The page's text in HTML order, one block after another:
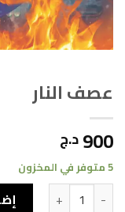
عصف النار
900د.ج
5 متوفر في المخزون
كمية عصف النار